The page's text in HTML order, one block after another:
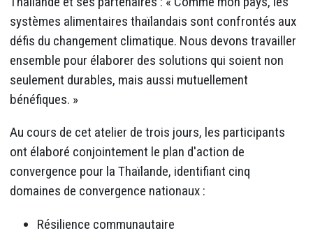
systèmes alimentaires thaïlandais sont confrontés aux
défis du changement climatique. Nous devons travailler
ensemble pour élaborer des solutions qui soient non
seulement durables, mais aussi mutuellement
bénéfiques. »
Au cours de cet atelier de trois jours, les participants
ont élaboré conjointement le plan d'action de
convergence pour la Thaïlande, identifiant cinq
domaines de convergence nationaux :
Résilience communautaire